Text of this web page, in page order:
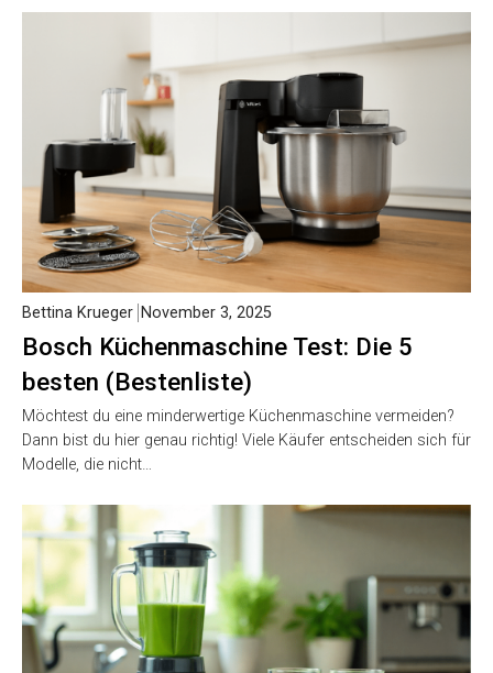
Bosch Küchenmaschine Test: Die 5
besten (Bestenliste)
Bettina Krueger November 3, 2025
Möchtest du eine minderwertige Küchenmaschine vermeiden?
Dann bist du hier genau richtig! Viele Käufer entscheiden sich für
Modelle, die nicht…